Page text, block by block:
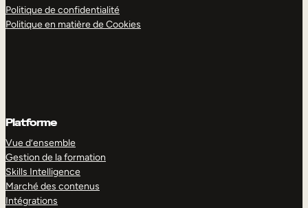
Politique de confidentialité
Politique en matière de Cookies
Platforme
Vue d’ensemble
Gestion de la formation
Skills Intelligence
Marché des contenus
Intégrations